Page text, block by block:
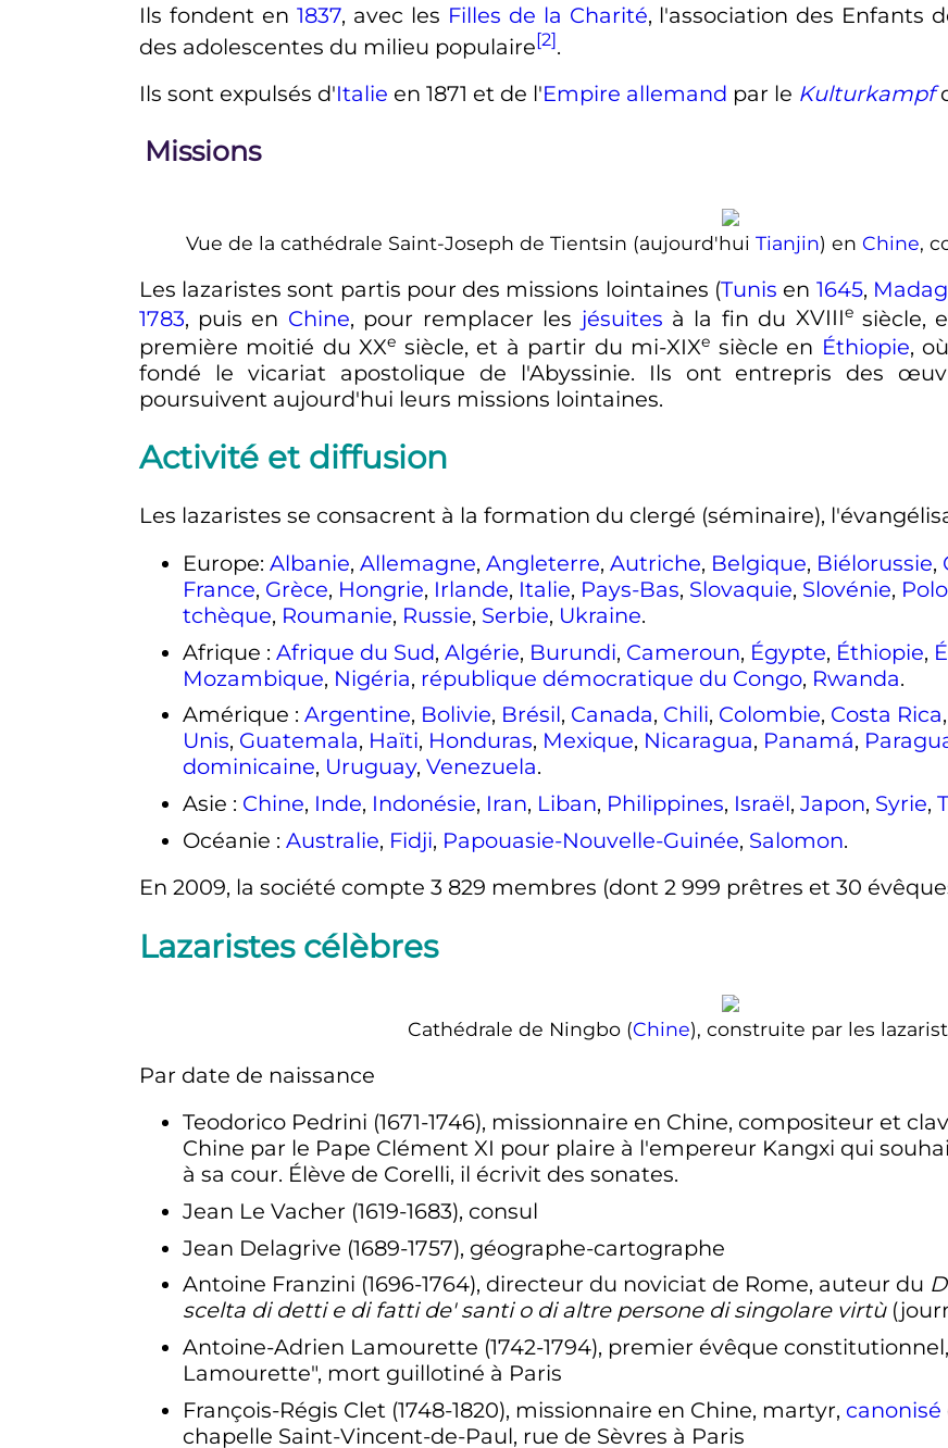
Ils fondent en 1837, avec les Filles de la Charité, l'association des Enfants
des adolescentes du milieu populaire[2].
Ils sont expulsés d'Italie en 1871 et de l'Empire allemand par le Kulturkampf
Missions
Vue de la cathédrale Saint-Joseph de Tientsin (aujourd'hui Tianjin) en Chine,
Les lazaristes sont partis pour des missions lointaines (Tunis en 1645,
1783, puis en Chine, pour remplacer les jésuites à la fin du XVIIIe siècle,
première moitié du XXe siècle, et à partir du mi-XIXe siècle en Éthiopie,
fondé le vicariat apostolique de l'Abyssinie. Ils ont entrepris des
poursuivent aujourd'hui leurs missions lointaines.
Activité et diffusion
Les lazaristes se consacrent à la formation du clergé (séminaire),
Europe: Albanie, Allemagne, Angleterre, Autriche, Belgique, Biélorussie,
France, Grèce, Hongrie, Irlande, Italie, Pays-Bas, Slovaquie, Slovénie,
tchèque, Roumanie, Russie, Serbie, Ukraine.
Afrique : Afrique du Sud, Algérie, Burundi, Cameroun, Égypte, Éthiopie,
Mozambique, Nigéria, république démocratique du Congo, Rwanda.
Amérique : Argentine, Bolivie, Brésil, Canada, Chili, Colombie, Costa Rica,
Unis, Guatemala, Haïti, Honduras, Mexique, Nicaragua, Panamá,
dominicaine, Uruguay, Venezuela.
Asie : Chine, Inde, Indonésie, Iran, Liban, Philippines, Israël, Japon, Syrie,
Océanie : Australie, Fidji, Papouasie-Nouvelle-Guinée, Salomon.
En 2009, la société compte 3 829 membres (dont 2 999 prêtres et 30
Lazaristes célèbres
Cathédrale de Ningbo (Chine), construite par les
Par date de naissance
Teodorico Pedrini (1671-1746), missionnaire en Chine, compositeur et
Chine par le Pape Clément XI pour plaire à l'empereur Kangxi qui
à sa cour. Élève de Corelli, il écrivit des sonates.
Jean Le Vacher (1619-1683), consul
Jean Delagrive (1689-1757), géographe-cartographe
Antoine Franzini (1696-1764), directeur du noviciat de Rome, auteur du
scelta di detti e di fatti de' santi o di altre persone di singolare virtù
Antoine-Adrien Lamourette (1742-1794), premier évêque
Lamourette", mort guillotiné à Paris
François-Régis Clet (1748-1820), missionnaire en Chine, martyr, canonisé
chapelle Saint-Vincent-de-Paul, rue de Sèvres à Paris